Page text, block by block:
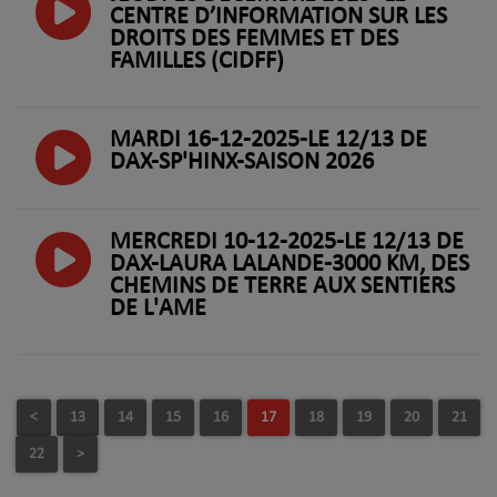
CENTRE D’INFORMATION SUR LES
DROITS DES FEMMES ET DES
FAMILLES (CIDFF)
MARDI 16-12-2025-LE 12/13 DE
DAX-SP'HINX-SAISON 2026
MERCREDI 10-12-2025-LE 12/13 DE
DAX-LAURA LALANDE-3000 KM, DES
CHEMINS DE TERRE AUX SENTIERS
DE L'AME
< 13 14 15 16 17 18 19 20 21
22 >